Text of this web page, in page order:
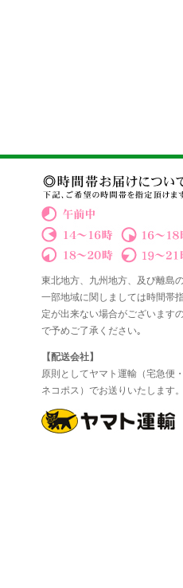
東北地方、九州地方、及び離島
一部地域に関しましては時間帯
定が出来ない場合がございます
で予めご了承ください｡
【配送会社】
原則としてヤマト運輸（宅急便
ネコポス）でお送りいたします